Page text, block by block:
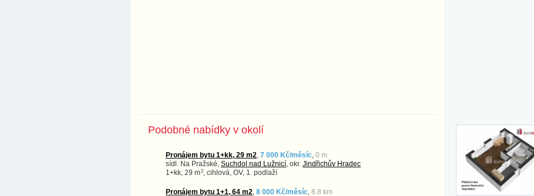
Podobné nabídky v okolí
Pronájem bytu 1+kk, 29 m2 7 000 Kč/měsíc 0 m
sídl. Na Pražské, Suchdol nad Lužnicí , okr. Jindřichův Hradec
1+kk, 29 m2 , cihlová, OV, 1. podlaží
Pronájem bytu 1+1, 64 m2 8 000 Kč/měsíc 8.8 km